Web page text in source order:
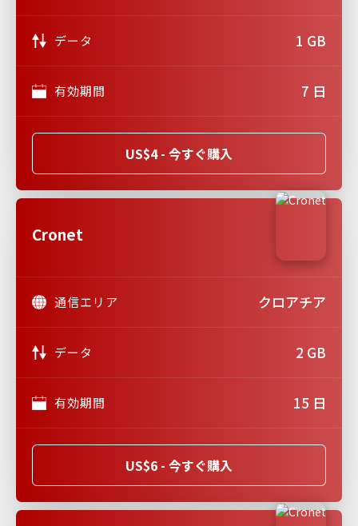
データ 1 GB
有効期間 7 日
US$4 - 今すぐ購入
Cronet
通信エリア クロアチア
データ 2 GB
有効期間 15 日
US$6 - 今すぐ購入